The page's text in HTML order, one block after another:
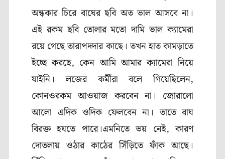
অন্ধকার চিরে বাঘের ছবি অত ভাল আসবে না।
এই রকম ছবি তোলার মতো দামি ভাল ক্যামেরা
রয়ে গেছে তারাপদদার কাছে। তখন হাত কামড়াতে
ইচ্ছে করছে, কেন আমি আমার ক্যামেরা নিয়ে
যাইনি। লজের কর্মীরা বলে গিয়েছিলেন,
কোনওরকম আওয়াজ করবেন না । জোরালো
আলো এদিক ওদিক ফেলবেন না। তাতে বাঘ
বিরক্ত হযতে পারে।এমনিতে ভয় নেই,কারণ
দোতলায় ওঠার কাঠের সিঁড়িতে ফাঁক আছে।